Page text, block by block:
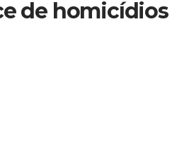
de homicídios